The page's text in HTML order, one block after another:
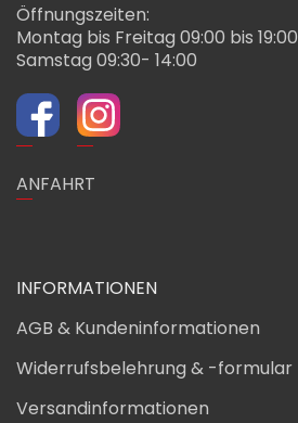
Öffnungszeiten:
Montag bis Freitag 09:00 bis 19:00
Samstag 09:30- 14:00
ANFAHRT
INFORMATIONEN
AGB & Kundeninformationen
Widerrufsbelehrung & -formular
Versandinformationen